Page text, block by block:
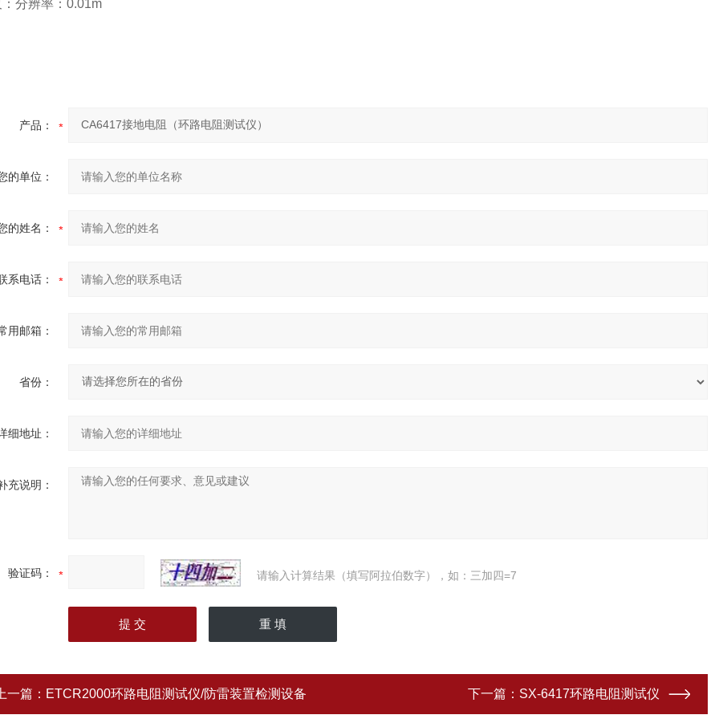
分辨率：0.01m
产品：
的单位：
的姓名：
系电话：
用邮箱：
省份：
细地址：
充说明：
验证码： 请输入计算结果（填写阿拉伯数字），如：三加四=7
上一篇： ETCR2000环路电阻测试仪/防雷装置检测设备 下一篇： SX-6417环路电阻测试仪